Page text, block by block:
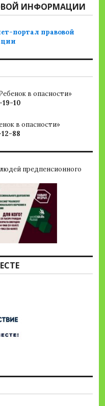
ИНФОРМАЦИИ
в опасности»
10
в опасности»
88
предпенсионного